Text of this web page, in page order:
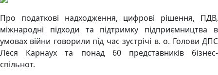
Про податкові надходження, цифрові рішення, ПДВ,
міжнародні підходи та підтримку підприємництва в
умовах війни говорили під час зустрічі в. о. Голови ДПС
Леся Карнаух та понад 60 представників бізнес-
спільнот.